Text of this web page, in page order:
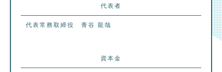
代表者
代表常務取締役 青谷 龍哉
資本金